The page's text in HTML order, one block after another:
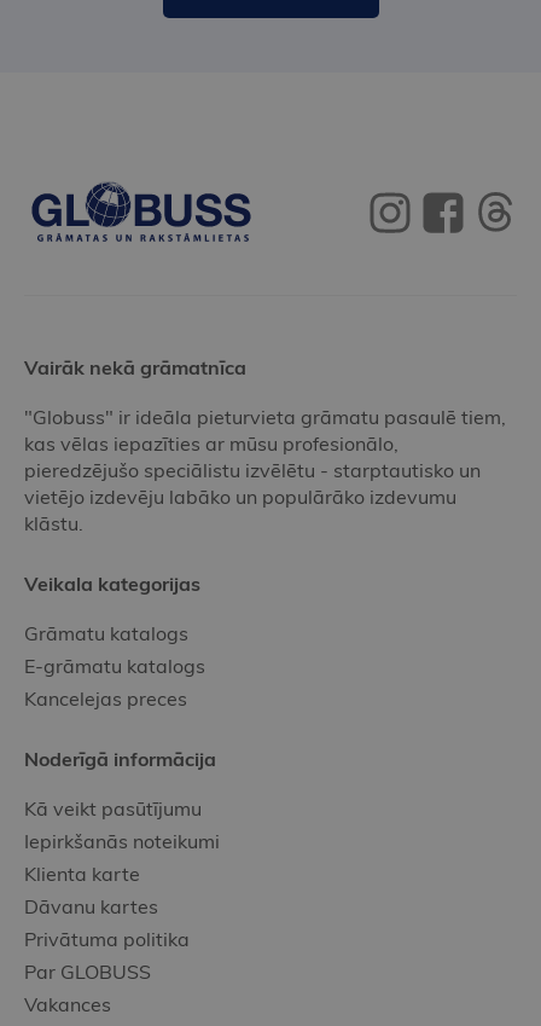
Vairāk nekā grāmatnīca
"Globuss" ir ideāla pieturvieta grāmatu pasaulē tiem,
kas vēlas iepazīties ar mūsu profesionālo,
pieredzējušo speciālistu izvēlētu - starptautisko un
vietējo izdevēju labāko un populārāko izdevumu
klāstu.
Veikala kategorijas
Grāmatu katalogs
E-grāmatu katalogs
Kancelejas preces
Noderīgā informācija
Kā veikt pasūtījumu
Iepirkšanās noteikumi
Klienta karte
Dāvanu kartes
Privātuma politika
Par GLOBUSS
Vakances